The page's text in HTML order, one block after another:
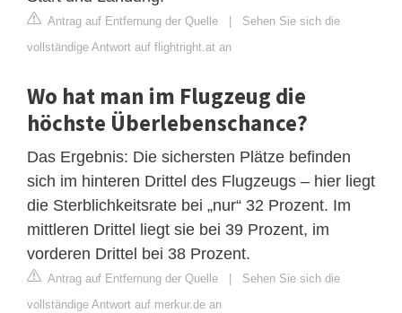
Antrag auf Entfernung der Quelle | Sehen Sie sich die
vollständige Antwort auf flightright.at an
Wo hat man im Flugzeug die
höchste Überlebenschance?
Das Ergebnis: Die sichersten Plätze befinden
sich im hinteren Drittel des Flugzeugs – hier liegt
die Sterblichkeitsrate bei „nur“ 32 Prozent. Im
mittleren Drittel liegt sie bei 39 Prozent, im
vorderen Drittel bei 38 Prozent.
Antrag auf Entfernung der Quelle | Sehen Sie sich die
vollständige Antwort auf merkur.de an